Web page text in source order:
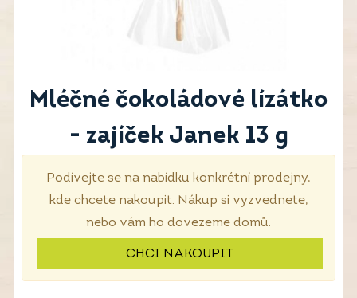
Mléčné čokoládové lízátko
- zajíček Janek 13 g
Podívejte se na nabídku konkrétní prodejny,
kde chcete nakoupit. Nákup si vyzvednete,
nebo vám ho dovezeme domů.
CHCI NAKOUPIT